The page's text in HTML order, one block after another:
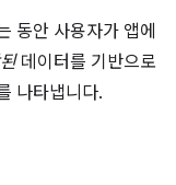
동안 사용자가 앱에
데이터를 기반으로
나타냅니다.